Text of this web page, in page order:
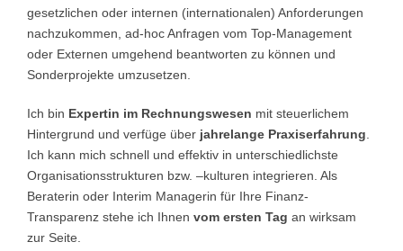
gesetzlichen oder internen (internationalen) Anforderungen
nachzukommen, ad-hoc Anfragen vom Top-Management
oder Externen umgehend beantworten zu können und
Sonderprojekte umzusetzen.
Ich bin Expertin im Rechnungswesen mit steuerlichem
Hintergrund und verfüge über jahrelange Praxiserfahrung.
Ich kann mich schnell und effektiv in unterschiedlichste
Organisationsstrukturen bzw. –kulturen integrieren. Als
Beraterin oder Interim Managerin für Ihre Finanz-
Transparenz stehe ich Ihnen vom ersten Tag an wirksam
zur Seite.